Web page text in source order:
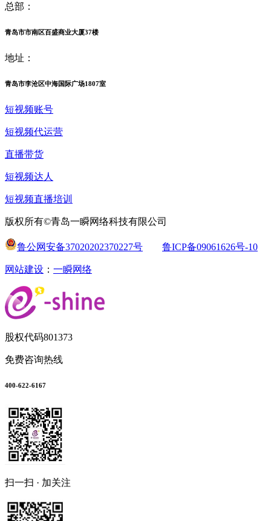
总部：
青岛市市南区百盛商业大厦37楼
地址：
青岛市李沧区中海国际广场1807室
短视频账号
短视频代运营
直播带货
短视频达人
短视频直播培训
版权所有©青岛一瞬网络科技有限公司
鲁公网安备37020202370227号 鲁ICP备09061626号-10
网站建设 ： 一瞬网络
股权代码801373
免费咨询热线
400-622-6167
扫一扫 · 加关注